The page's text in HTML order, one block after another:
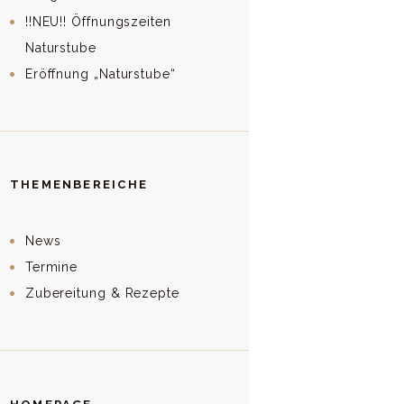
!!NEU!! Öffnungszeiten
Naturstube
Eröffnung „Naturstube“
THEMENBEREICHE
News
Termine
Zubereitung & Rezepte